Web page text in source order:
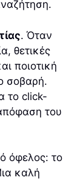
. Όταν
θετικές
ποιοτική
σοβαρή.
το click-
του
όφελος: το
καλή